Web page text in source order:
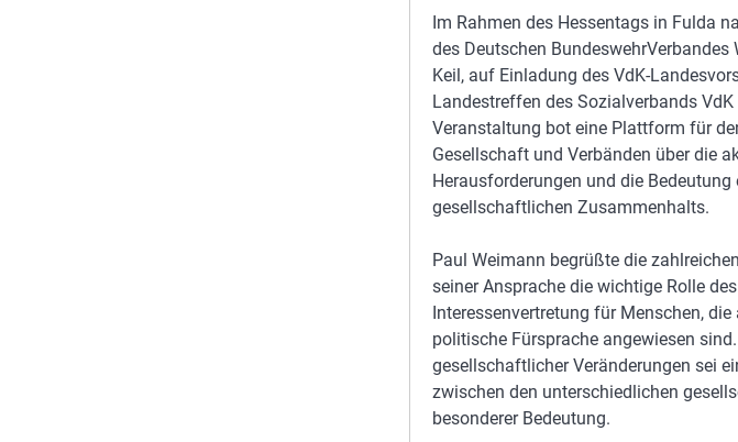
Im Rahmen des Hessentags in Fulda
des Deutschen
Keil, auf Einladung des VdK-
Landestreffen des Sozialverbands
Veranstaltung bot eine Plattform für
Gesellschaft und Verbänden über die
Herausforderungen und die Bedeutung
gesellschaftlichen Zusammenhalts.
Paul Weimann begrüßte die
seiner Ansprache die wichtige Rolle
Interessenvertretung für Menschen,
politische Fürsprache angewiesen
gesellschaftlicher Veränderungen sei
zwischen den unterschiedlichen
besonderer Bedeutung.